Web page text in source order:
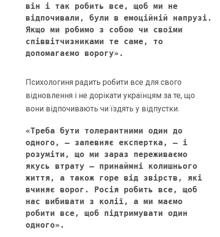
він і так робить все, щоб ми не
відпочивали, були в емоційній напрузі.
Якщо ми робимо з собою чи своїми
співвітчизниками те саме, то
допомагаємо ворогу».
Психологиня радить робити все для свого
відновлення і не дорікати українцям за те, що
вони відпочивають чи їздять у відпустки.
«Треба бути толерантними один до
одного, – запевняє експертка, – і
розуміти, що ми зараз переживаємо
якусь втрату – принаймні колишнього
життя, а також горе від звірств, які
вчиняє ворог. Росія робить все, щоб
нас вибивати з колії, а ми маємо
робити все, щоб підтримувати один
одного».